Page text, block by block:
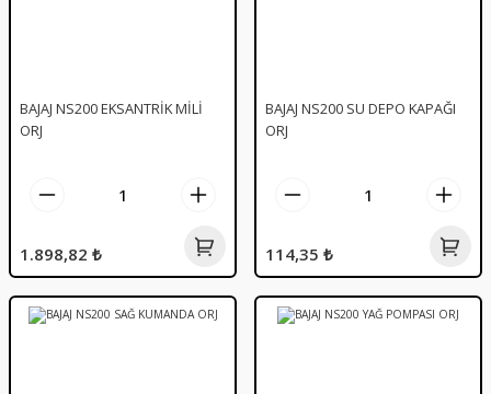
BAJAJ NS200 EKSANTRİK MİLİ
ORJ
1.898,82 ₺
BAJAJ NS200 SU DEPO KAPAĞI
ORJ
114,35 ₺